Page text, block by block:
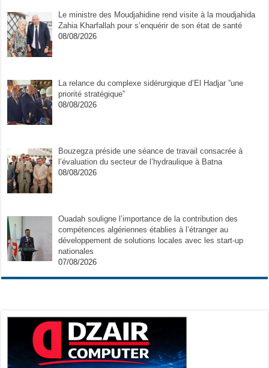
Le ministre des Moudjahidine rend visite à la moudjahida
Zahia Kharfallah pour s’enquérir de son état de santé
08/08/2026
La relance du complexe sidérurgique d’El Hadjar ”une
priorité stratégique”
08/08/2026
Bouzegza préside une séance de travail consacrée à
l’évaluation du secteur de l’hydraulique à Batna
08/08/2026
Ouadah souligne l’importance de la contribution des
compétences algériennes établies à l’étranger au
développement de solutions locales avec les start-up
nationales
07/08/2026